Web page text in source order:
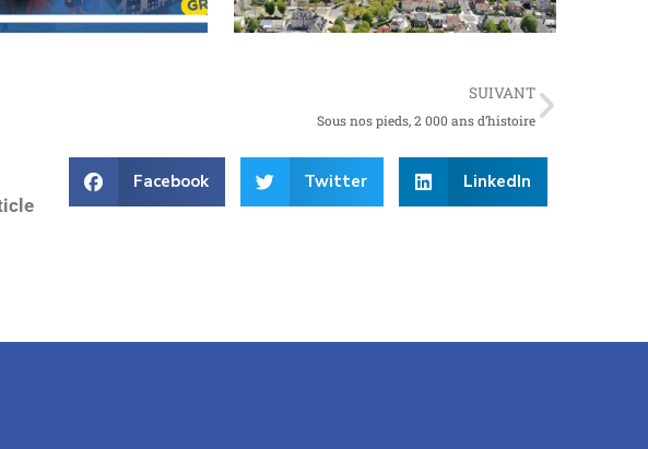
SUIVANT
Sous nos pieds, 2 000 ans d’histoire
Facebook Twitter LinkedIn